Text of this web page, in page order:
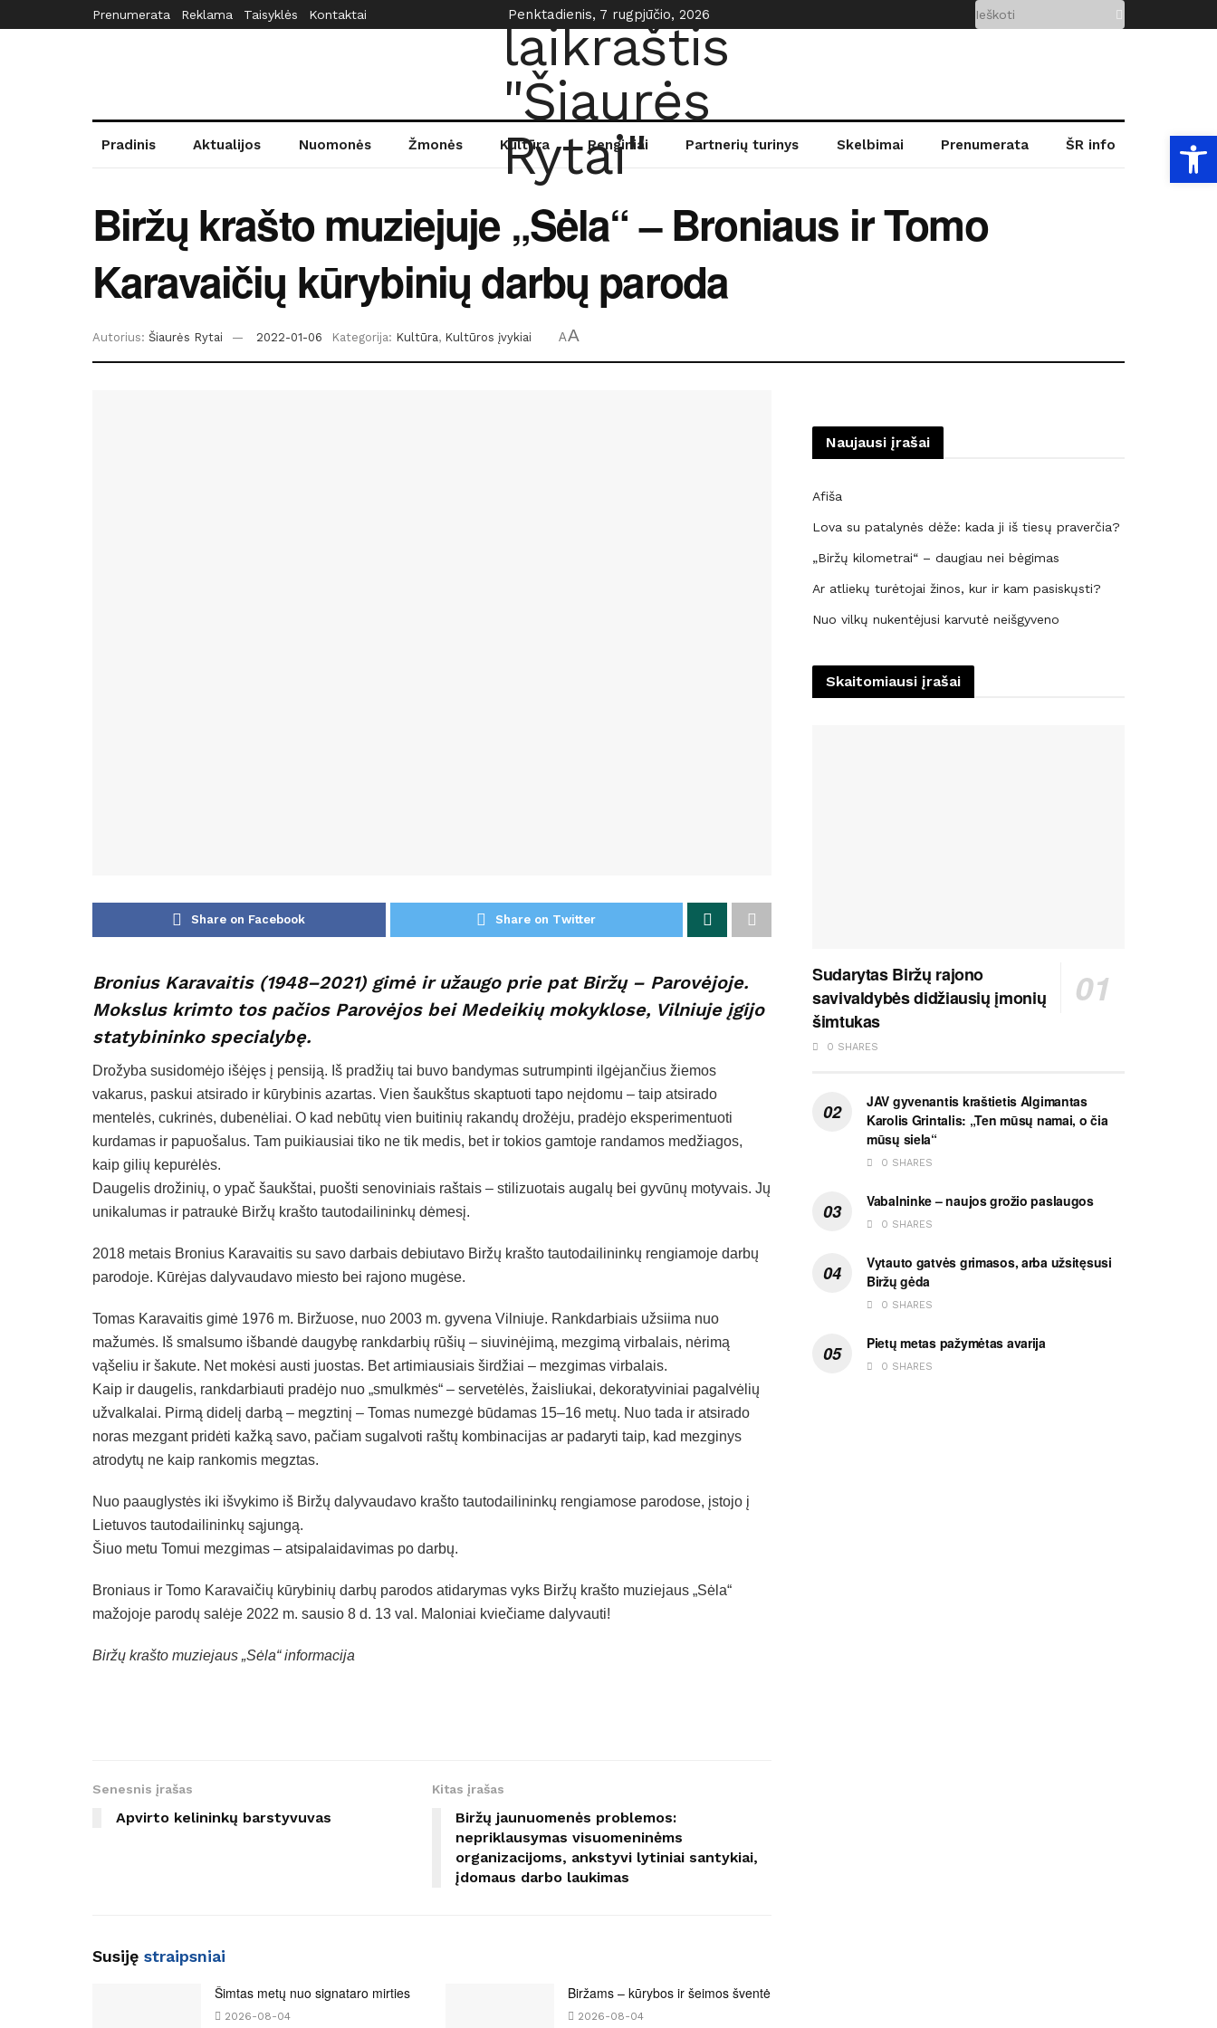
Prenumerata Reklama Taisyklės Kontaktai Penktadienis, 7 rugpjūčio, 2026
Pradinis Aktualijos Nuomonės Žmonės Kultūra Renginiai Partnerių turinys Skelbimai Prenumerata ŠR info
Biržų krašto muziejuje „Sėla“ – Broniaus ir Tomo
Karavaičių kūrybinių darbų paroda
Autorius: Šiaurės Rytai 2022-01-06 Kategorija: Kultūra, Kultūros įvykiai AA
Share on Facebook Share on Twitter
Bronius Karavaitis (1948–2021) gimė ir užaugo prie pat Biržų – Parovėjoje.
Mokslus krimto tos pačios Parovėjos bei Medeikių mokyklose, Vilniuje įgijo
statybininko specialybę.
Drožyba susidomėjo išėjęs į pensiją. Iš pradžių tai buvo bandymas sutrumpinti ilgėjančius žiemos
vakarus, paskui atsirado ir kūrybinis azartas. Vien šaukštus skaptuoti tapo neįdomu – taip atsirado
mentelės, cukrinės, dubenėliai. O kad nebūtų vien buitinių rakandų drožėju, pradėjo eksperimentuoti
kurdamas ir papuošalus. Tam puikiausiai tiko ne tik medis, bet ir tokios gamtoje randamos medžiagos,
kaip gilių kepurėlės.
Daugelis drožinių, o ypač šaukštai, puošti senoviniais raštais – stilizuotais augalų bei gyvūnų motyvais. Jų
unikalumas ir patraukė Biržų krašto tautodailininkų dėmesį.
2018 metais Bronius Karavaitis su savo darbais debiutavo Biržų krašto tautodailininkų rengiamoje darbų
parodoje. Kūrėjas dalyvaudavo miesto bei rajono mugėse.
Tomas Karavaitis gimė 1976 m. Biržuose, nuo 2003 m. gyvena Vilniuje. Rankdarbiais užsiima nuo
mažumės. Iš smalsumo išbandė daugybę rankdarbių rūšių – siuvinėjimą, mezgimą virbalais, nėrimą
vąšeliu ir šakute. Net mokėsi austi juostas. Bet artimiausiais širdžiai – mezgimas virbalais.
Kaip ir daugelis, rankdarbiauti pradėjo nuo „smulkmės“ – servetėlės, žaisliukai, dekoratyviniai pagalvėlių
užvalkalai. Pirmą didelį darbą – megztinį – Tomas numezgė būdamas 15–16 metų. Nuo tada ir atsirado
noras mezgant pridėti kažką savo, pačiam sugalvoti raštų kombinacijas ar padaryti taip, kad mezginys
atrodytų ne kaip rankomis megztas.
Nuo paauglystės iki išvykimo iš Biržų dalyvaudavo krašto tautodailininkų rengiamose parodose, įstojo į
Lietuvos tautodailininkų sąjungą.
Šiuo metu Tomui mezgimas – atsipalaidavimas po darbų.
Broniaus ir Tomo Karavaičių kūrybinių darbų parodos atidarymas vyks Biržų krašto muziejaus „Sėla“
mažojoje parodų salėje 2022 m. sausio 8 d. 13 val. Maloniai kviečiame dalyvauti!
Biržų krašto muziejaus „Sėla“ informacija
Senesnis įrašas
Apvirto kelininkų barstyvuvas
Kitas įrašas
Biržų jaunuomenės problemos:
nepriklausymas visuomeninėms
organizacijoms, ankstyvi lytiniai santykiai,
įdomaus darbo laukimas
Susiję straipsniai
Šimtas metų nuo signataro mirties
2026-08-04
Biržams – kūrybos ir šeimos šventė
2026-08-04
Naujausi įrašai
Afiša
Lova su patalynės dėže: kada ji iš tiesų praverčia?
„Biržų kilometrai“ – daugiau nei bėgimas
Ar atliekų turėtojai žinos, kur ir kam pasiskųsti?
Nuo vilkų nukentėjusi karvutė neišgyveno
Skaitomiausi įrašai
Sudarytas Biržų rajono
savivaldybės didžiausių įmonių
šimtukas
0 SHARES
JAV gyvenantis kraštietis Algimantas
Karolis Grintalis: „Ten mūsų namai, o čia
mūsų siela“
0 SHARES
Vabalninke – naujos grožio paslaugos
0 SHARES
Vytauto gatvės grimasos, arba užsitęsusi
Biržų gėda
0 SHARES
Pietų metas pažymėtas avarija
0 SHARES